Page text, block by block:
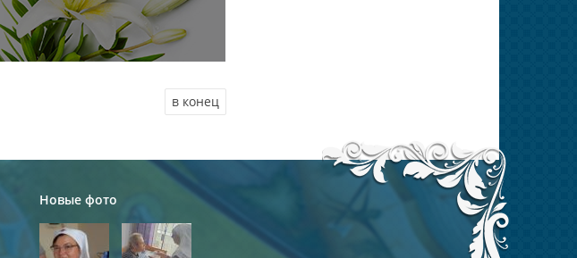
в конец
Новые фото